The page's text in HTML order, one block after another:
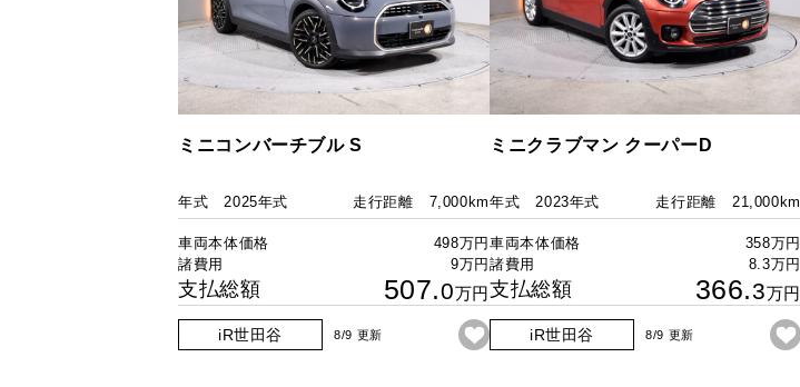
ミニコンバーチブル S
年式 2025年式 走行距離 7,000km
車両本体価格
498万円
諸費用
9万円
支払総額 507.0万円
iR世田谷 8/9 更新
ミニクラブマン クーパーD
年式 2023年式 走行距離 21,000km
車両本体価格
358万円
諸費用
8.3万円
支払総額 366.3万円
iR世田谷 8/9 更新